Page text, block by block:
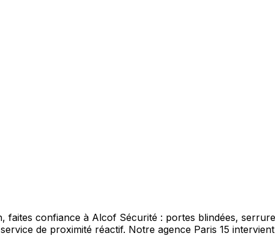
confiance à Alcof Sécurité : portes blindées,
de proximité réactif. Notre agence Paris 15